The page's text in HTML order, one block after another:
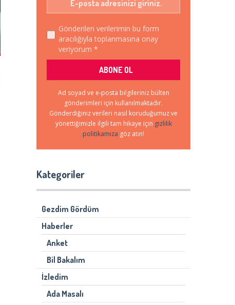
Gönderilen verilerimin bu form
aracılığıyla toplanmasına onay
veriyorum *
Ad soyad ve e-posta bilgileriniz bülten
gönderimleri için kullanılmaktadır.
Gönderdiğiniz verileri nasıl koruduğumuz ve
yönettiğimizle ilgili tam hikaye için gizlilik
politikamıza göz atın!
Kategoriler
Gezdim Gördüm
Haberler
Anket
Bil Bakalım
İzledim
Ada Masalı